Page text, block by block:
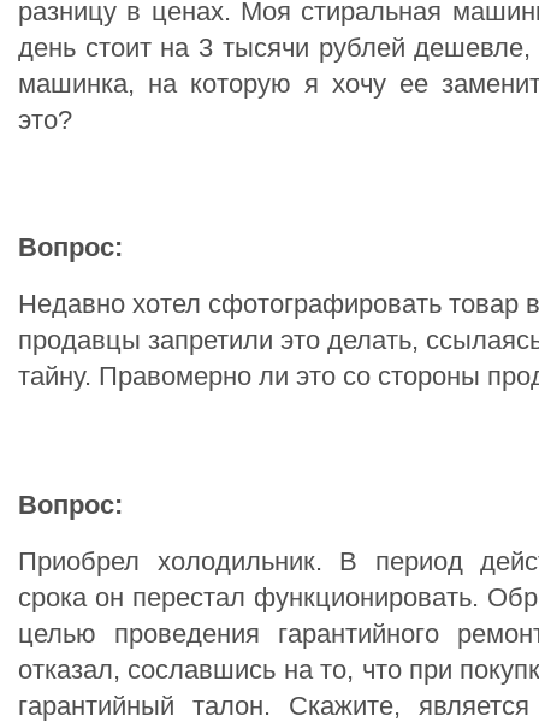
разницу в ценах. Моя стиральная
день стоит на 3 тысячи рублей дешевле,
машинка, на которую я хочу ее
это?
Вопрос:
Недавно хотел сфотографировать товар
продавцы запретили это делать,
тайну. Правомерно ли это со стороны
Вопрос:
Приобрел холодильник. В период
срока он перестал функционировать.
целью проведения гарантийного
отказал, сославшись на то, что при
гарантийный талон. Скажите,